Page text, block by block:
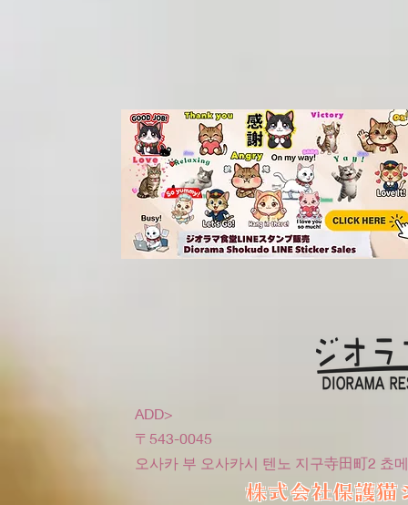
ADD>
〒543-0045
오사카 부 오사카시 텐노 지구寺田町2 쵸
株式会社保護猫